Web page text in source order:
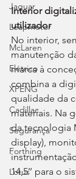
Jaguar
Leapmotor
McLaren
Elétrico
XPENG
Cadillac
Segurança
Forthing
Lotus
Interior
utilizador
No interior,
manutenção
marca à
combina a
qualidade da
materiais. Na
da tecnologia
display),
14,5’’ para o